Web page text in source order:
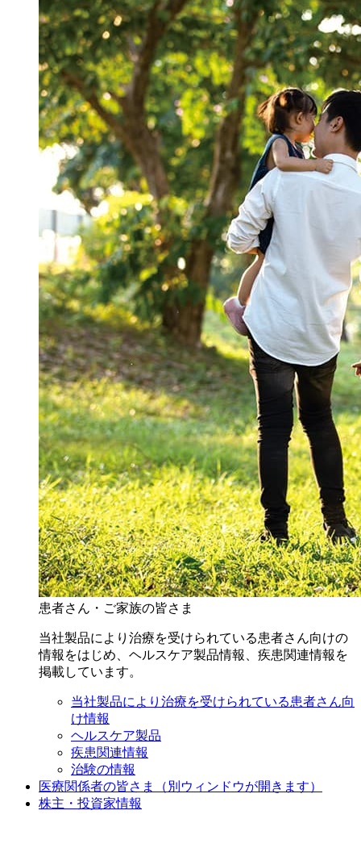
患者さん・ご家族の皆さま
当社製品により治療を受けられている患者さん向けの
情報をはじめ、ヘルスケア製品情報、疾患関連情報を
掲載しています。
当社製品により治療を受けられている患者さん向
け情報
ヘルスケア製品
疾患関連情報
治験の情報
医療関係者の皆さま
（別ウィンドウが開きます）
株主・投資家情報